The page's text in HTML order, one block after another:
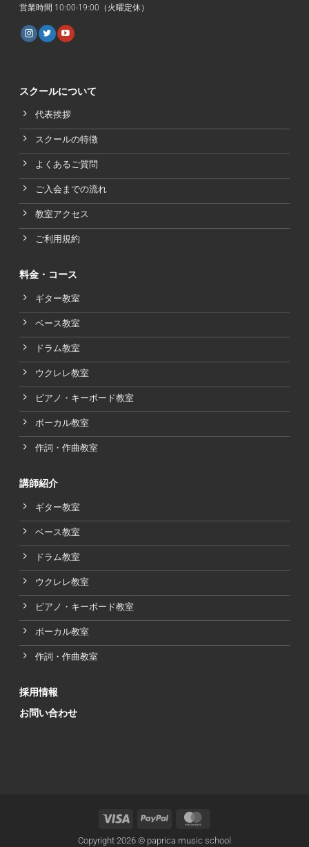
営業時間 10:00-19:00（火曜定休）
スクールについて
代表挨拶
スクールの特徴
よくあるご質問
ご入会までの流れ
教室アクセス
ご利用規約
料金・コース
ギター教室
ベース教室
ドラム教室
ウクレレ教室
ピアノ・キーボード教室
ボーカル教室
作詞・作曲教室
講師紹介
ギター教室
ベース教室
ドラム教室
ウクレレ教室
ピアノ・キーボード教室
ボーカル教室
作詞・作曲教室
採用情報
お問い合わせ
Copyright 2026 © paprica music school